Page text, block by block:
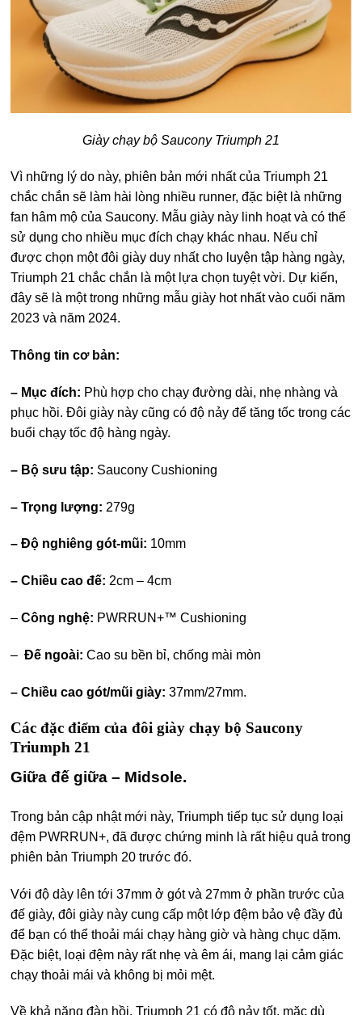
Giày chạy bộ Saucony Triumph 21
Vì những lý do này, phiên bản mới nhất của Triumph 21
chắc chắn sẽ làm hài lòng nhiều runner, đặc biệt là những
fan hâm mộ của Saucony. Mẫu giày này linh hoạt và có thể
sử dụng cho nhiều mục đích chạy khác nhau. Nếu chỉ
được chọn một đôi giày duy nhất cho luyện tập hàng ngày,
Triumph 21 chắc chắn là một lựa chọn tuyệt vời. Dự kiến,
đây sẽ là một trong những mẫu giày hot nhất vào cuối năm
2023 và năm 2024.
Thông tin cơ bản:
– Mục đích: Phù hợp cho chạy đường dài, nhẹ nhàng và
phục hồi. Đôi giày này cũng có độ nảy để tăng tốc trong các
buổi chạy tốc độ hàng ngày.
– Bộ sưu tập: Saucony Cushioning
– Trọng lượng: 279g
– Độ nghiêng gót-mũi: 10mm
– Chiều cao đế: 2cm – 4cm
– Công nghệ: PWRRUN+™ Cushioning
– Đế ngoài: Cao su bền bỉ, chống mài mòn
– Chiều cao gót/mũi giày: 37mm/27mm.
Các đặc điểm của đôi giày chạy bộ Saucony
Triumph 21
Giữa đế giữa – Midsole.
Trong bản cập nhật mới này, Triumph tiếp tục sử dụng loại
đệm PWRRUN+, đã được chứng minh là rất hiệu quả trong
phiên bản Triumph 20 trước đó.
Với độ dày lên tới 37mm ở gót và 27mm ở phần trước của
đế giày, đôi giày này cung cấp một lớp đệm bảo vệ đầy đủ
để bạn có thể thoải mái chạy hàng giờ và hàng chục dặm.
Đặc biệt, loại đệm này rất nhẹ và êm ái, mang lại cảm giác
chạy thoải mái và không bị mỏi mệt.
Về khả năng đàn hồi, Triumph 21 có độ nảy tốt, mặc dù